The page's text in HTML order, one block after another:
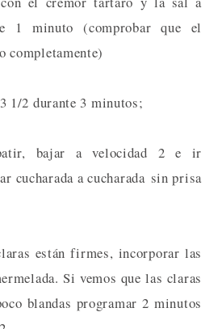
1 minuto (comprobar que el
completamente)
1/2 durante 3 minutos;
bajar a velocidad 2 e ir
cucharada a cucharada sin prisa
están firmes, incorporar las
Si vemos que las claras
blandas programar 2 minutos